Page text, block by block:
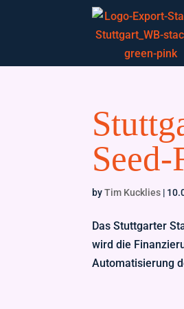
byTim Kucklies |
Das Stuttgarter
wird die
Automatisierung